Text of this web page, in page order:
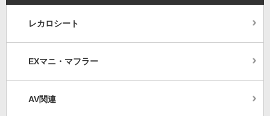
レカロシート
EXマニ・マフラー
AV関連